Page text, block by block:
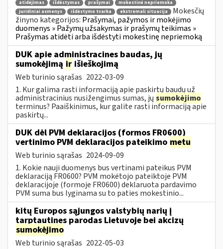
atidėjimas išdėstymas prašymai
mokestinė nepriemoka
juridiniai asmenys
išdėstymo tvarka ekstremali situacija
Mokesčių
žinyno kategorijos: Prašymai, pažymos ir mokėjimo
duomenys » Pažymų užsakymas ir prašymų teikimas »
Prašymas atidėti arba išdėstyti mokestinę nepriemoką
DUK apie administracines baudas, jų
sumokėjimą ir išieškojimą
Web turinio sąrašas 2022-03-09
1. Kur galima rasti informaciją apie paskirtų baudų už
administracinius nusižengimus sumas, jų sumokėjimo
terminus? Paaiškinimus, kur galite rasti informaciją apie
paskirtų...
DUK dėl PVM deklaracijos (formos FR0600)
vertinimo PVM deklaracijos pateikimo metu
Web turinio sąrašas 2024-09-09
1. Kokie nauji duomenys bus vertinami pateikus PVM
deklaraciją FR0600? PVM mokėtojo pateiktoje PVM
deklaracijoje (formoje FR0600) deklaruota pardavimo
PVM suma bus lyginama su to paties mokestinio...
kitų Europos sąjungos valstybių narių į
tarptautines parodas Lietuvoje bei akcizų
sumokėjimo
Web turinio sąrašas 2022-05-03